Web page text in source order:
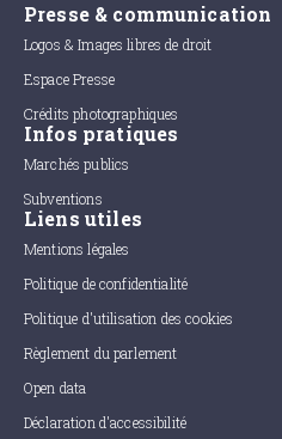
Presse & communication
Logos & Images libres de droit
Espace Presse
Crédits photographiques
Infos pratiques
Marchés publics
Subventions
Liens utiles
Mentions légales
Politique de confidentialité
Politique d'utilisation des cookies
Règlement du parlement
Open data
Déclaration d'accessibilité